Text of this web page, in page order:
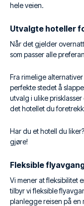
hele veien.
Utvalgte hoteller
Når det gjelder
som passer alle
Fra rimelige
perfekte stedet å
utvalg i ulike
det hotellet du
Har du et hotell du
gjøre!
Fleksible
Vi mener at fleksibilitet
tilbyr vi fleksible
planlegge reisen på en